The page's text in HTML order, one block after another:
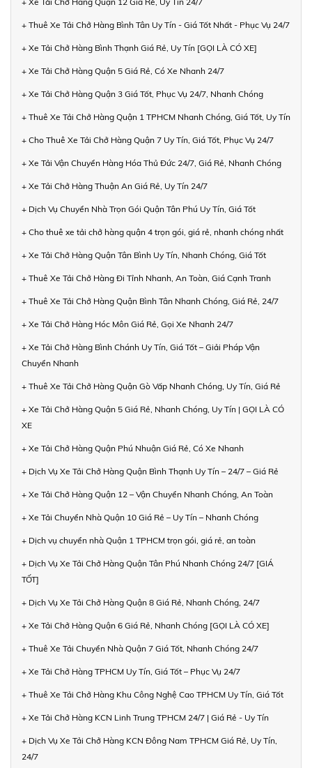
+ Thuê Xe Tải Chở Hàng Bình Tân Uy Tín - Giá Tốt Nhất - Phục Vụ 24/7
+ Xe Tải Chở Hàng Bình Thạnh Giá Rẻ, Uy Tín [GỌI LÀ CÓ XE]
+ Xe Tải Chở Hàng Quận 5 Giá Rẻ, Có Xe Nhanh 24/7
+ Xe Tải Chở Hàng Quận 3 Giá Tốt, Phục Vụ 24/7, Nhanh Chóng
+ Thuê Xe Tải Chở Hàng Quận 1 TPHCM Nhanh Chóng, Giá Tốt, Uy Tín
+ Cho Thuê Xe Tải Chở Hàng Quận 7 Uy Tín, Giá Tốt, Phục Vụ 24/7
+ Xe Tải Vận Chuyển Hàng Hóa Thủ Đức 24/7, Giá Rẻ, Nhanh Chóng
+ Xe Tải Chở Hàng Thuận An Giá Rẻ, Uy Tín 24/7
+ Dịch Vụ Chuyển Nhà Trọn Gói Quận Tân Phú Uy Tín, Giá Tốt
+ Cho thuê xe tải chở hàng quận 4 trọn gói, giá rẻ, nhanh chóng nhất
+ Xe Tải Chở Hàng Quận Tân Bình Uy Tín, Nhanh Chóng, Giá Tốt
+ Thuê Xe Tải Chở Hàng Đi Tỉnh Nhanh, An Toàn, Giá Cạnh Tranh
+ Thuê Xe Tải Chở Hàng Quận Bình Tân Nhanh Chóng, Giá Rẻ, 24/7
+ Xe Tải Chở Hàng Hóc Môn Giá Rẻ, Gọi Xe Nhanh 24/7
+ Xe Tải Chở Hàng Bình Chánh Uy Tín, Giá Tốt – Giải Pháp Vận
Chuyển Nhanh
+ Thuê Xe Tải Chở Hàng Quận Gò Vấp Nhanh Chóng, Uy Tín, Giá Rẻ
+ Xe Tải Chở Hàng Quận 5 Giá Rẻ, Nhanh Chóng, Uy Tín | GỌI LÀ CÓ
XE
+ Xe Tải Chở Hàng Quận Phú Nhuận Giá Rẻ, Có Xe Nhanh
+ Dịch Vụ Xe Tải Chở Hàng Quận Bình Thạnh Uy Tín – 24/7 – Giá Rẻ
+ Xe Tải Chở Hàng Quận 12 – Vận Chuyển Nhanh Chóng, An Toàn
+ Xe Tải Chuyển Nhà Quận 10 Giá Rẻ – Uy Tín – Nhanh Chóng
+ Dịch vụ chuyển nhà Quận 1 TPHCM trọn gói, giá rẻ, an toàn
+ Dịch Vụ Xe Tải Chở Hàng Quận Tân Phú Nhanh Chóng 24/7 [GIÁ
TỐT]
+ Dịch Vụ Xe Tải Chở Hàng Quận 8 Giá Rẻ, Nhanh Chóng, 24/7
+ Xe Tải Chở Hàng Quận 6 Giá Rẻ, Nhanh Chóng [GỌI LÀ CÓ XE]
+ Thuê Xe Tải Chuyển Nhà Quận 7 Giá Tốt, Nhanh Chóng 24/7
+ Xe Tải Chở Hàng TPHCM Uy Tín, Giá Tốt – Phục Vụ 24/7
+ Thuê Xe Tải Chở Hàng Khu Công Nghệ Cao TPHCM Uy Tín, Giá Tốt
+ Xe Tải Chở Hàng KCN Linh Trung TPHCM 24/7 | Giá Rẻ - Uy Tín
+ Dịch Vụ Xe Tải Chở Hàng KCN Đông Nam TPHCM Giá Rẻ, Uy Tín,
24/7